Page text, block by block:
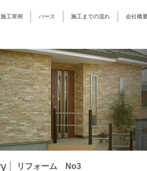
施工実例 パース 施工までの流れ 会社概
リフォーム No3